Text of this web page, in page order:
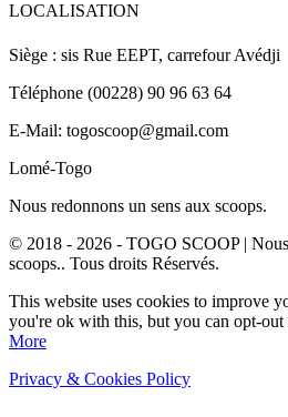
LOCALISATION
Siège : sis Rue EEPT, carrefour Avédji
Téléphone (00228) 90 96 63 64
E-Mail: togoscoop@gmail.com
Lomé-Togo
Nous redonnons un sens aux scoops.
© 2018 - 2026 - TOGO SCOOP |
scoops.. Tous droits Réservés.
This website uses cookies to improve
you're ok with this, but you can opt-
More
Privacy & Cookies Policy